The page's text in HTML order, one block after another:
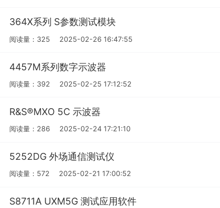
364X系列 S参数测试模块
阅读量：325 2025-02-26 16:47:55
4457M系列数字示波器
阅读量：392 2025-02-25 17:12:52
R&S®MXO 5C 示波器
阅读量：286 2025-02-24 17:21:10
5252DG 外场通信测试仪
阅读量：572 2025-02-21 17:00:52
S8711A UXM5G 测试应用软件